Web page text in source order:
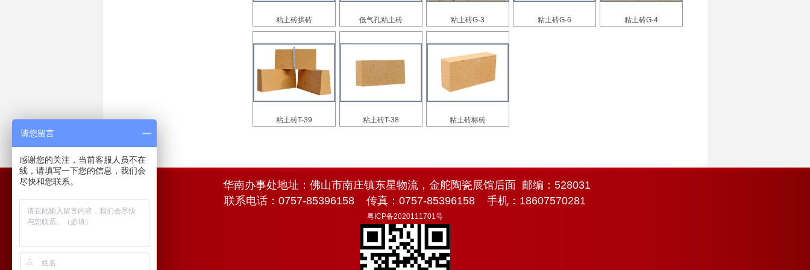
粘土砖拱砖 低气孔粘土砖 粘土砖G-3 粘土砖G-6 粘土砖G-4
粘土砖T-39 粘土砖T-38 粘土砖标砖
华南办事处地址：佛山市南庄镇东星物流，金舵陶瓷展馆后面 邮编：528031
联系电话：0757-85396158 传真：0757-85396158 手机：18607570281
粤ICP备2020111701号
请您留言
感谢您的关注，当前客服人员不在
线，请填写一下您的信息，我们会
尽快和您联系。